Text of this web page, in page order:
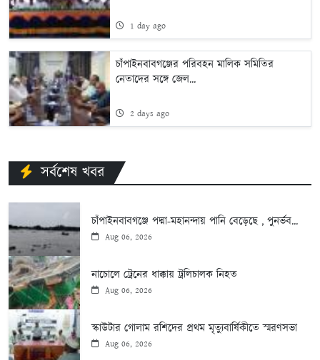
1 day ago
চাঁপাইনবাবগঞ্জের পরিবহন মালিক সমিতির
নেতাদের সঙ্গে জেল...
2 days ago
সর্বশেষ খবর
চাঁপাইনবাবগঞ্জে পদ্মা-মহানন্দায় পানি বেড়েছে , পুনর্ভব...
Aug 06, 2026
নাচোলে ট্রেনের ধাক্কায় ট্রলিচালক নিহত
Aug 06, 2026
স্কাউটার গোলাম রশিদের প্রথম মৃত্যুবার্ষিকীতে স্মরণসভা
Aug 06, 2026